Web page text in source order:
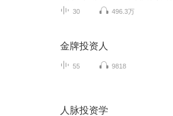
30 496.3万
金牌投资人
55 9818
人脉投资学